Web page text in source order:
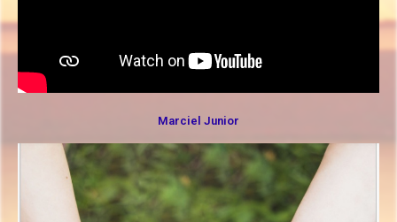
Marciel Junior